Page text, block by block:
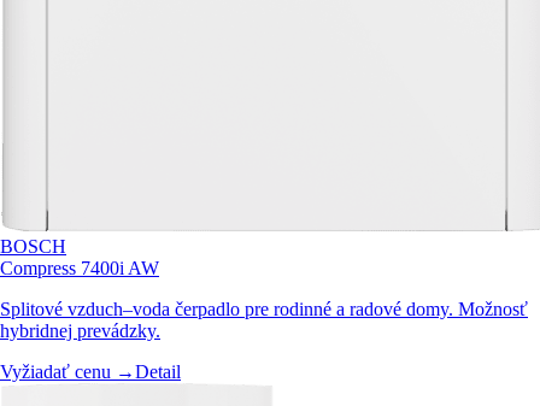
BOSCH
Compress 7400i AW
Splitové vzduch–voda čerpadlo pre rodinné a radové domy. Možnosť
hybridnej prevádzky.
Vyžiadať cenu →Detail